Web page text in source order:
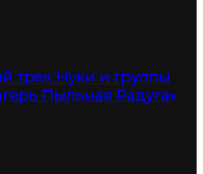
трек Нуки и группы
Пыльная Радуга»